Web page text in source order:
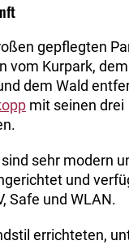
gepflegten
vom Kurpark, dem
dem Wald
mit seinen drei
sehr modern
und
Safe und WLAN.
errichteten,